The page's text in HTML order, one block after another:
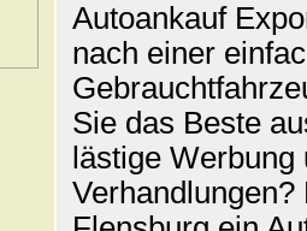
Autoankauf
nach einer
Sie das Beste
lästige